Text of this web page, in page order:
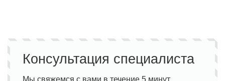
Консультация специалиста
Мы свяжемся с вами в течение 5 минут